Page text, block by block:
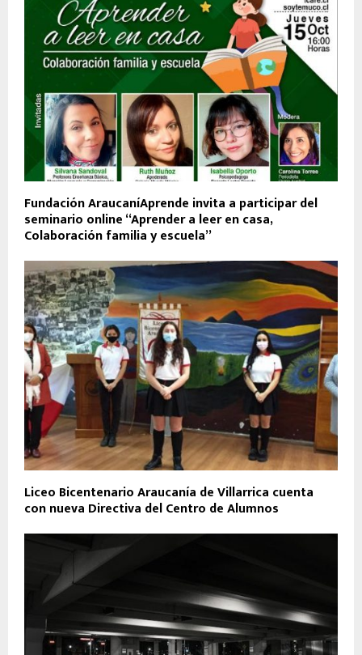
Fundación AraucaníAprende invita a participar del
seminario online “Aprender a leer en casa,
Colaboración familia y escuela”
Liceo Bicentenario Araucanía de Villarrica cuenta
con nueva Directiva del Centro de Alumnos